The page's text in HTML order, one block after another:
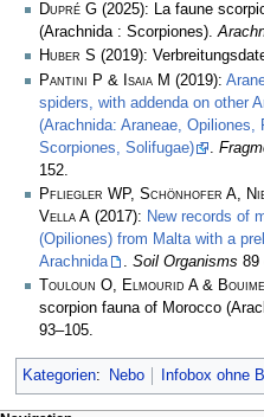
Dupré G (2025): La faune
(Arachnida : Scorpiones).
Huber S (2019):
Pantini P & Isaia M (2019):
spiders, with addenda on other
(Arachnida: Araneae, Opiliones,
Scorpiones, Solifugae)
152.
Pfliegler WP, Schönhofer A,
Vella A (2017): New records of
(Opiliones) from Malta with a
Arachnida
. Soil Organisms 89
Touloun O, Elmourid A &
scorpion fauna of Morocco
93–105.
Kategorien: Nebo Infobox ohne